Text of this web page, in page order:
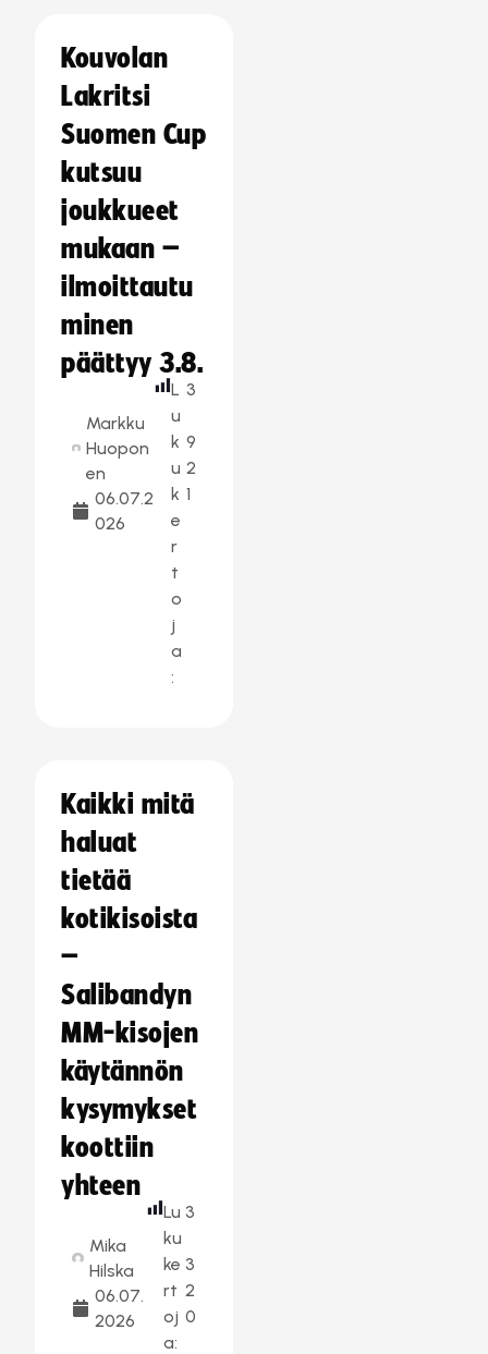
Kouvolan
Lakritsi
Suomen Cup
kutsuu
joukkueet
mukaan –
ilmoittautu
minen
päättyy 3.8.
Markku
Huopon
en
06.07.2
026
L
u
k
u
k
e
r
t
o
j
a
:
3
9
2
1
Kaikki mitä
haluat
tietää
kotikisoista
–
Salibandyn
MM-kisojen
käytännön
kysymykset
koottiin
yhteen
Mika
Hilska
06.07.
2026
Lu
ku
ke
rt
oj
a:
3
3
2
0